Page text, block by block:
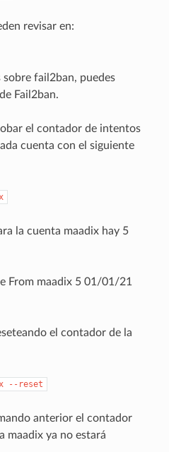
revisar en:
sobre fail2ban, puedes
de Fail2ban.
el contador de intentos
cuenta con el siguiente
la cuenta maadix hay 5
From maadix 5 01/01/21
el contador de la
--reset
anterior el contador
maadix ya no estará